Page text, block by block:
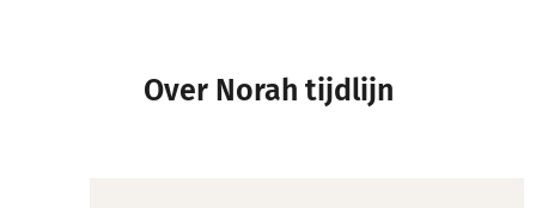
Over Norah tijdlijn